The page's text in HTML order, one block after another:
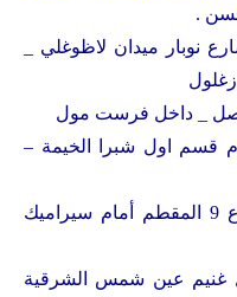
.
لاظوغلي :14 ب شارع نوبار ميدان لاظوغلي _
_ داخل فرست مول
قسم اول شبرا الخيمة –
رنين فرع المقطم : 39 شارع 9 المقطم أمام سيراميك
عين شمس الشرقية